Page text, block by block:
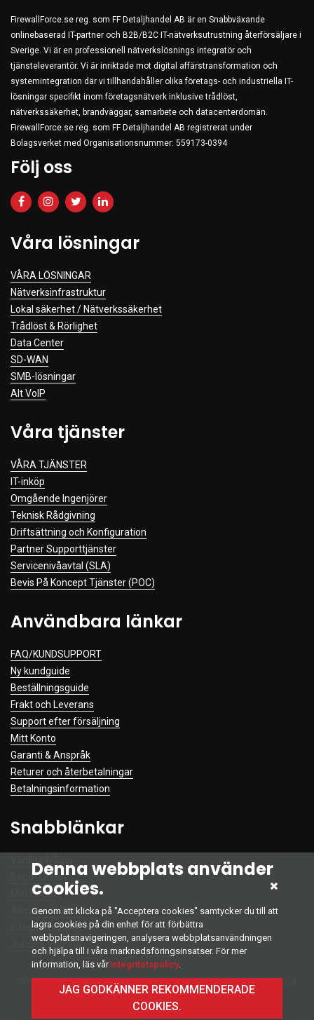
FirewallForce.se reg. som FF Detaljhandel AB är en Snabbväxande
onlinebaserad IT-partner och B2B/B2C IT-nätverksutrustning återförsäljare i
Sverige. Vi är en professionell nätverkslösnings integratör och
tjänsteleverantör. Vi är inriktade mot digital affärstransformation och
systemintegration där vi tillhandahåller olika företags- och industriella IT-
lösningar specifikt inom företagsnätverk inklusive trådlöst,
nätverkssäkerhet, brandväggar, samarbete och datacenterdomän.
FirewallForce.se reg. som FF Detaljhandel AB registrerat under
Bolagsverket med Organisationsnummer: 559173-0394
Följ oss
Våra lösningar
VÅRA LÖSNINGAR
Nätverksinfrastruktur
Lokal säkerhet / Nätverkssäkerhet
Trådlöst & Rörlighet
Data Center
SD-WAN
SMB-lösningar
Alt VoIP
Våra tjänster
VÅRA TJÄNSTER
IT-inköp
Omgående Ingenjörer
Teknisk Rådgivning
Driftsättning och Konfiguration
Partner Supporttjänster
Servicenivåavtal (SLA)
Bevis På Koncept Tjänster (POC)
Användbara länkar
FAQ/KUNDSUPPORT
Ny kundguide
Beställningsguide
Frakt och Leverans
Support efter försäljning
Mitt Konto
Garanti & Anspråk
Returer och återbetalningar
Betalningsinformation
Snabblänkar
Begär Offert
Mitt Konto
Allmänna Villkor
Integritetspolicy
Juridisk Varning
Copyright © 2022 Alla Rättigheter Reserverade. Developed byIntelliinn
Firewall Team
Denna webbplats använder
cookies.
Genom att klicka på "Acceptera cookies" samtycker du till att
lagra cookies på din enhet för att förbättra
webbplatsnavigeringen, analysera webbplatsanvändningen
och hjälpa till i våra marknadsföringsinsatser. För mer
information, läs vår integritetspolicy.
JAG GODKÄNNER REKOMMENDERADE
COOKIES.